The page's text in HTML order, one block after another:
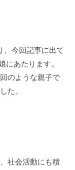
、今回記事に出て
にあたります。
のような親子で
た。
社会活動にも積